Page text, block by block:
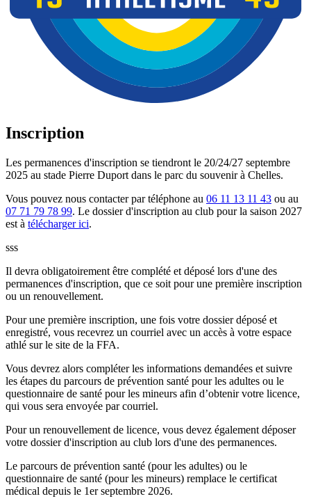
Inscription
Les permanences d'inscription se tiendront le 20/24/27 septembre
2025 au stade Pierre Duport dans le parc du souvenir à Chelles.
Vous pouvez nous contacter par téléphone au 06 11 13 11 43 ou au
07 71 79 78 99. Le dossier d'inscription au club pour la saison 2027
est à télécharger ici.
sss
Il devra obligatoirement être complété et déposé lors d'une des
permanences d'inscription, que ce soit pour une première inscription
ou un renouvellement.
Pour une première inscription, une fois votre dossier déposé et
enregistré, vous recevrez un courriel avec un accès à votre espace
athlé sur le site de la FFA.
Vous devrez alors compléter les informations demandées et suivre
les étapes du parcours de prévention santé pour les adultes ou le
questionnaire de santé pour les mineurs afin d’obtenir votre licence,
qui vous sera envoyée par courriel.
Pour un renouvellement de licence, vous devez également déposer
votre dossier d'inscription au club lors d'une des permanences.
Le parcours de prévention santé (pour les adultes) ou le
questionnaire de santé (pour les mineurs) remplace le certificat
médical depuis le 1er septembre 2026.